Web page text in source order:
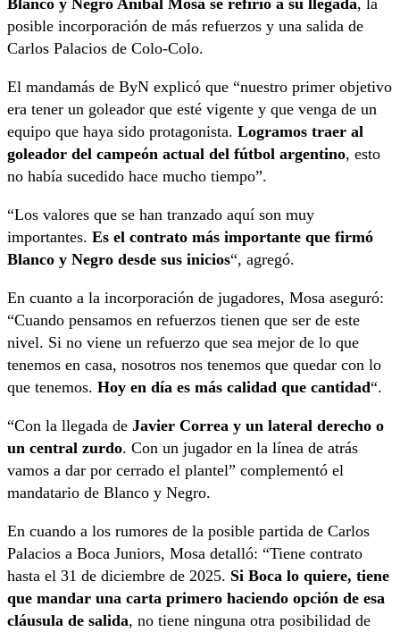
Blanco y Negro Aníbal Mosa se refirió a su llegada, la
posible incorporación de más refuerzos y una salida de
Carlos Palacios de Colo-Colo.
El mandamás de ByN explicó que “nuestro primer objetivo
era tener un goleador que esté vigente y que venga de un
equipo que haya sido protagonista. Logramos traer al
goleador del campeón actual del fútbol argentino, esto
no había sucedido hace mucho tiempo”.
“Los valores que se han tranzado aquí son muy
importantes. Es el contrato más importante que firmó
Blanco y Negro desde sus inicios“, agregó.
En cuanto a la incorporación de jugadores, Mosa aseguró:
“Cuando pensamos en refuerzos tienen que ser de este
nivel. Si no viene un refuerzo que sea mejor de lo que
tenemos en casa, nosotros nos tenemos que quedar con lo
que tenemos. Hoy en día es más calidad que cantidad“.
“Con la llegada de Javier Correa y un lateral derecho o
un central zurdo. Con un jugador en la línea de atrás
vamos a dar por cerrado el plantel” complementó el
mandatario de Blanco y Negro.
En cuando a los rumores de la posible partida de Carlos
Palacios a Boca Juniors, Mosa detalló: “Tiene contrato
hasta el 31 de diciembre de 2025. Si Boca lo quiere, tiene
que mandar una carta primero haciendo opción de esa
cláusula de salida, no tiene ninguna otra posibilidad de